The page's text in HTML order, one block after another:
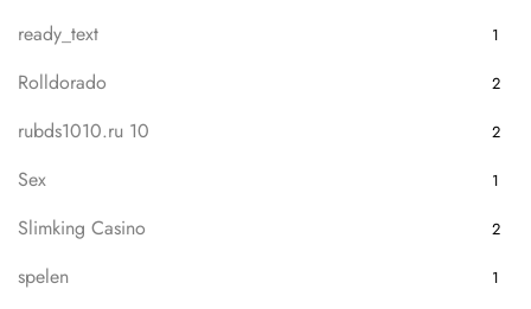
ready_text 1
Rolldorado 2
rubds1010.ru 10 2
Sex 1
Slimking Casino 2
spelen 1